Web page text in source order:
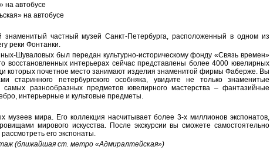
на автобусе
на автобусе
частный музей Санкт-Петербурга, расположенный в одном из
реки Фонтанки.
Шуваловых был передан культурно-историческому фонду «Связь времен»
восстановленных интерьерах сейчас представлены более 4000 ювелирных
которых почетное место занимают изделия знаменитой фирмы Фаберже. Вы
старинного петербургского особняка, увидите не только знаменитые
разнообразных предметов ювелирного мастерства – фантазийные
интерьерные и культовые предметы.
мира. Его коллекция насчитывает более 3-х миллионов экспонатов,
мирового искусства. После экскурсии вы сможете самостоятельно
его экспонаты.
(ближайшая ст. метро «Адмиралтейская»)